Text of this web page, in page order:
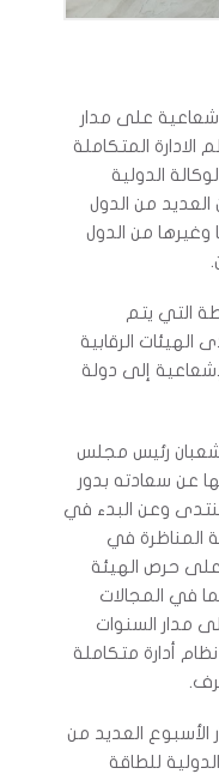
على مدار
المتكاملة
الدولية
العديد من الدول
وغيرها من الدول
التي يتم
الرقابية
إلى دولة
شعبان رئيس مجلس
عن سعادته بدور
وعن البدء في
المناظرة في
على حرص الهيئة
في المجالات
مدار السنوات
أدارة متكاملة
العديد من
للطاقة